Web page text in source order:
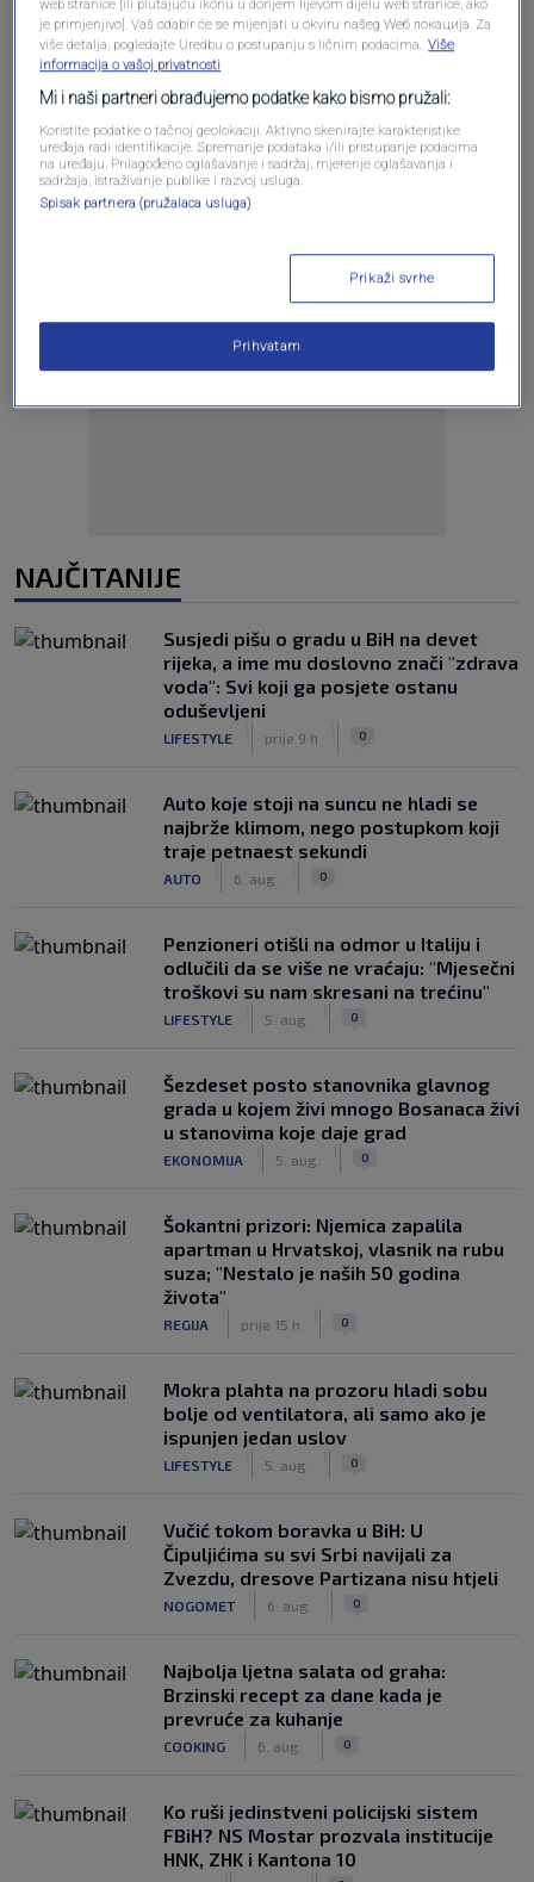
Oglas
NAJČITANIJE
Susjedi pišu o gradu u BiH na devet
rijeka, a ime mu doslovno znači "zdrava
voda": Svi koji ga posjete ostanu
oduševljeni
LIFESTYLE prije 9 h 0
Auto koje stoji na suncu ne hladi se
najbrže klimom, nego postupkom koji
traje petnaest sekundi
AUTO 6. aug. 0
Penzioneri otišli na odmor u Italiju i
odlučili da se više ne vraćaju: "Mjesečni
troškovi su nam skresani na trećinu"
LIFESTYLE 5. aug. 0
Šezdeset posto stanovnika glavnog
grada u kojem živi mnogo Bosanaca živi
u stanovima koje daje grad
EKONOMIJA 5. aug. 0
Šokantni prizori: Njemica zapalila
apartman u Hrvatskoj, vlasnik na rubu
suza; "Nestalo je naših 50 godina
života"
REGIJA prije 15 h 0
Mokra plahta na prozoru hladi sobu
bolje od ventilatora, ali samo ako je
ispunjen jedan uslov
LIFESTYLE 5. aug. 0
Vučić tokom boravka u BiH: U
Čipuljićima su svi Srbi navijali za
Zvezdu, dresove Partizana nisu htjeli
NOGOMET 6. aug. 0
Najbolja ljetna salata od graha:
Brzinski recept za dane kada je
prevruće za kuhanje
COOKING 6. aug. 0
Ko ruši jedinstveni policijski sistem
FBiH? NS Mostar prozvala institucije
HNK, ZHK i Kantona 10
web stranice [ili plutajuću ikonu u donjem lijevom dijelu web stranice, ako
je primjenjivo]. Vaš odabir će se mijenjati u okviru našeg Wеб локација. Za
više detalja, pogledajte Uredbu o postupanju s ličnim podacima. Više
informacija o vašoj privatnosti
Mi i naši partneri obrađujemo podatke kako bismo pružali:
Koristite podatke o tačnoj geolokaciji. Aktivno skenirajte karakteristike
uređaja radi identifikacije. Spremanje podataka i/ili pristupanje podacima
na uređaju. Prilagođeno oglašavanje i sadržaj, mjerenje oglašavanja i
sadržaja, istraživanje publike i razvoj usluga.
Spisak partnera (pružalaca usluga)
Prikaži svrhe
Prihvatam